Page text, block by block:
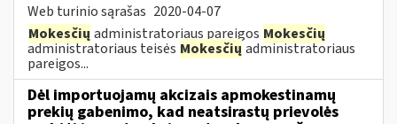
Web turinio sąrašas 2020-04-07
Mokesčių administratoriaus pareigos Mokesčių
administratoriaus teisės Mokesčių administratoriaus
pareigos...
Dėl importuojamų akcizais apmokestinamų
prekių gabenimo, kad neatsirastų prievolės